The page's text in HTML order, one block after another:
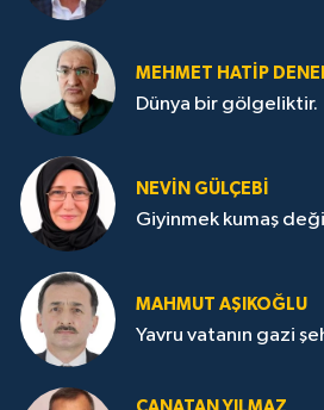
MEHMET HATİP
Dünya bir gölgeliktir.
NEVİN GÜLÇEBİ
Giyinmek kumaş
MAHMUT AŞIKOĞLU
Yavru vatanın gazi